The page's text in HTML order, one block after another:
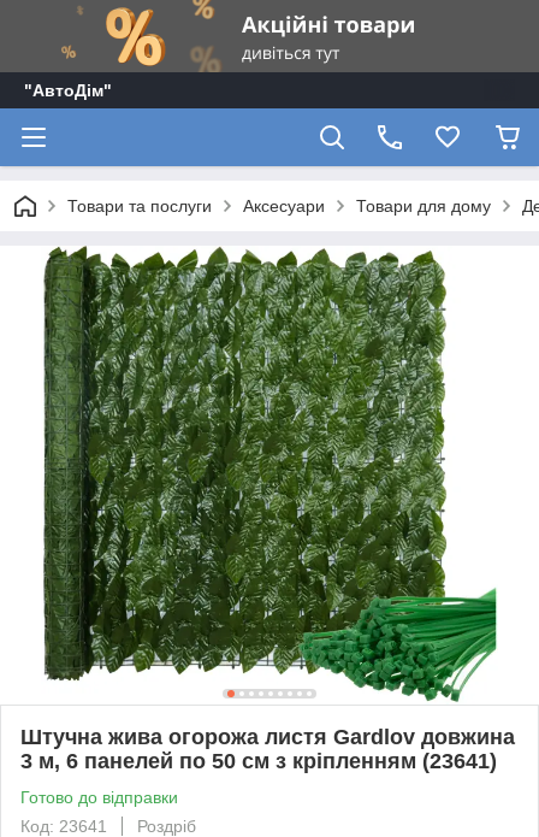
"АвтоДім"
Товари та послуги Аксесуари Товари для дому
Штучна жива огорожа листя Gardlov довжина
3 м, 6 панелей по 50 см з кріпленням (23641)
Готово до відправки
Код: 23641
Роздріб